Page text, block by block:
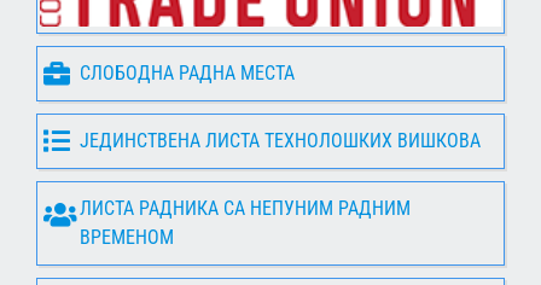
СЛОБОДНА РАДНА МЕСТА
ЈЕДИНСТВЕНА ЛИСТА ТЕХНОЛОШКИХ ВИШКОВА
ЛИСТА РАДНИКА СА НЕПУНИМ РАДНИМ
ВРЕМЕНОМ